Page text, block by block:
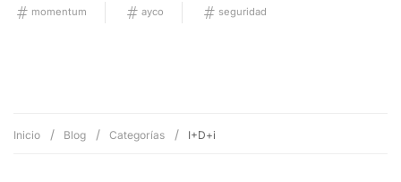
momentum ayco seguridad
Inicio Blog Categorías I+D+i